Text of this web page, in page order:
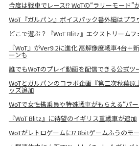
今度は戦車でレース!? WoTの“ラリーモード”
WoT『ガルパン』ボイスパック番外編はプラ
どこで遊ぶ？『WoT Blitz』エクストリームフ
『WoT』がVer9.2に進化 高解像度戦車4台＋
ーンも
誰でもWoTのプレイ動画を配信できる公式ツ
WoTとガルパンのコラボ企画『第二次秋葉
ッズ追加
WoTで女性搭乗員や特殊戦車がもらえる“パ
『WoT Blitz』に待望のイギリス重戦車が追加
WoTがレトロゲームに!? 8bitゲームふうのモ